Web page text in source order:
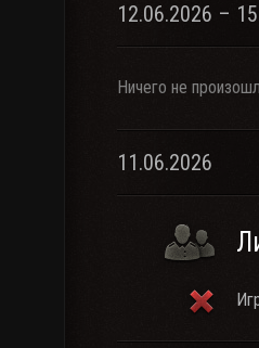
12.06.2026 –
Ничего не
11.06.2026